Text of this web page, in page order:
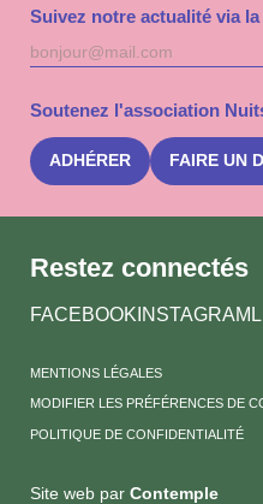
Suivez notre actualité via
Adresse
mail
Soutenez l'association
ADHÉRER FAIRE UN
Restez connectés
FACEBOOK INSTAGRAM
MENTIONS LÉGALES
MODIFIER LES PRÉFÉRENCES DE
POLITIQUE DE CONFIDENTIALITÉ
Site web par Contemple